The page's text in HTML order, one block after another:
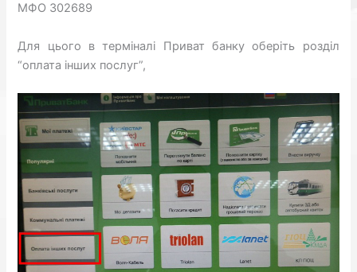
МФО 302689
Для цього в терміналі Приват банку оберіть розділ
“оплата інших послуг”,